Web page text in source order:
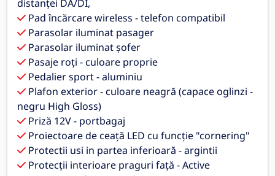
distanței DA/DI,
Pad încărcare wireless - telefon compatibil
Parasolar iluminat pasager
Parasolar iluminat șofer
Pasaje roți - culoare proprie
Pedalier sport - aluminiu
Plafon exterior - culoare neagră (capace oglinzi -
negru High Gloss)
Priză 12V - portbagaj
Proiectoare de ceață LED cu funcție "cornering"
Protectii usi in partea inferioară - argintii
Protecții interioare praguri față - Active